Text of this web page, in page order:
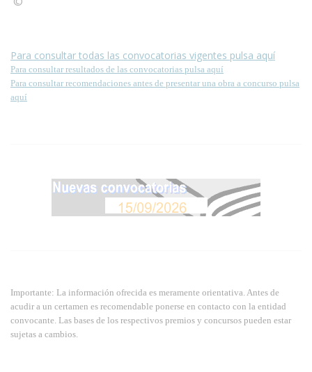
Para consultar todas las convocatorias vigentes pulsa aquí
Para consultar resultados de las convocatorias pulsa aquí
Para consultar recomendaciones antes de presentar una obra a concurso pulsa
aquí
Importante: La información ofrecida es meramente orientativa. Antes de
acudir a un certamen es recomendable ponerse en contacto con la entidad
convocante. Las bases de los respectivos premios y concursos pueden estar
sujetas a cambios.